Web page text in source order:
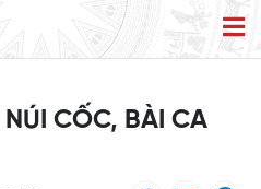
CỐC, BÀI CA